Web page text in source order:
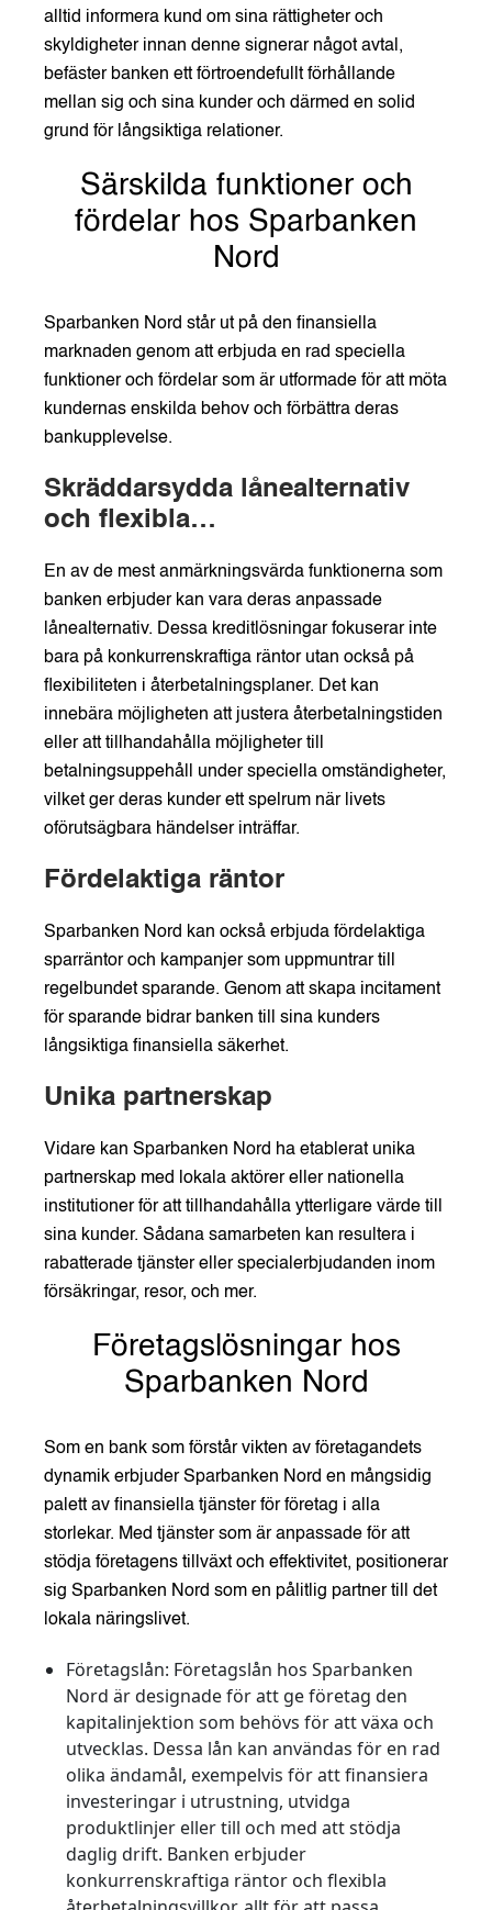
alltid informera kund om sina rättigheter och
skyldigheter innan denne signerar något avtal,
befäster banken ett förtroendefullt förhållande
mellan sig och sina kunder och därmed en solid
grund för långsiktiga relationer.
Särskilda funktioner och
fördelar hos Sparbanken
Nord
Sparbanken Nord står ut på den finansiella
marknaden genom att erbjuda en rad speciella
funktioner och fördelar som är utformade för att möta
kundernas enskilda behov och förbättra deras
bankupplevelse.
Skräddarsydda lånealternativ
och flexibla
En av de mest anmärkningsvärda funktionerna som
banken erbjuder kan vara deras anpassade
lånealternativ. Dessa kreditlösningar fokuserar inte
bara på konkurrenskraftiga räntor utan också på
flexibiliteten i återbetalningsplaner. Det kan
innebära möjligheten att justera återbetalningstiden
eller att tillhandahålla möjligheter till
betalningsuppehåll under speciella omständigheter,
vilket ger deras kunder ett spelrum när livets
oförutsägbara händelser inträffar.
Fördelaktiga räntor
Sparbanken Nord kan också erbjuda fördelaktiga
sparräntor och kampanjer som uppmuntrar till
regelbundet sparande. Genom att skapa incitament
för sparande bidrar banken till sina kunders
långsiktiga finansiella säkerhet.
Unika partnerskap
Vidare kan Sparbanken Nord ha etablerat unika
partnerskap med lokala aktörer eller nationella
institutioner för att tillhandahålla ytterligare värde till
sina kunder. Sådana samarbeten kan resultera i
rabatterade tjänster eller specialerbjudanden inom
försäkringar, resor, och mer.
Företagslösningar hos
Sparbanken Nord
Som en bank som förstår vikten av företagandets
dynamik erbjuder Sparbanken Nord en mångsidig
palett av finansiella tjänster för företag i alla
storlekar. Med tjänster som är anpassade för att
stödja företagens tillväxt och effektivitet, positionerar
sig Sparbanken Nord som en pålitlig partner till det
lokala näringslivet.
Företagslån: Företagslån hos Sparbanken
Nord är designade för att ge företag den
kapitalinjektion som behövs för att växa och
utvecklas. Dessa lån kan användas för en rad
olika ändamål, exempelvis för att finansiera
investeringar i utrustning, utvidga
produktlinjer eller till och med att stödja
daglig drift. Banken erbjuder
konkurrenskraftiga räntor och flexibla